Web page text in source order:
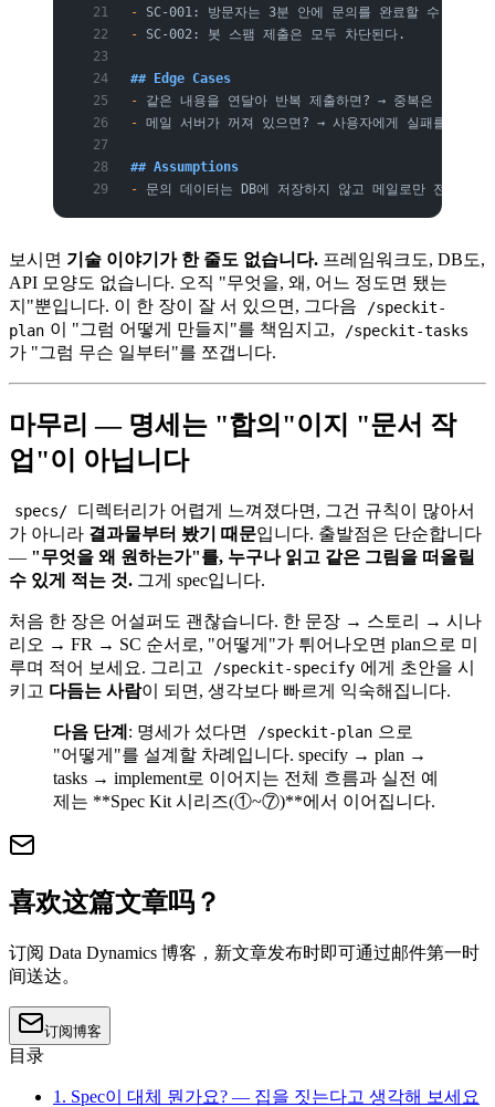
- SC-001: 방문자는 3분 안에 문의를 완료할 수 있다.
- SC-002: 봇 스팸 제출은 모두 차단된다.
## Edge Cases
- 같은 내용을 연달아 반복 제출하면? → 중복은 조용히
- 메일 서버가 꺼져 있으면? → 사용자에게 실패를 알린
## Assumptions
- 문의 데이터는 DB에 저장하지 않고 메일로만 전달한다.
보시면 기술 이야기가 한 줄도 없습니다. 프레임워크도, DB도,
API 모양도 없습니다. 오직 "무엇을, 왜, 어느 정도면 됐는
지"뿐입니다. 이 한 장이 잘 서 있으면, 그다음
/speckit-
plan 이 "그럼 어떻게 만들지"를 책임지고, /speckit-tasks
가 "그럼 무슨 일부터"를 쪼갭니다.
마무리 — 명세는 "합의"이지 "문서 작
업"이 아닙니다
specs/
디렉터리가 어렵게 느껴졌다면, 그건 규칙이 많아서
가 아니라 결과물부터 봤기 때문입니다. 출발점은 단순합니다
— "무엇을 왜 원하는가"를, 누구나 읽고 같은 그림을 떠올릴
수 있게 적는 것. 그게 spec입니다.
처음 한 장은 어설퍼도 괜찮습니다. 한 문장 → 스토리 → 시나
리오 → FR → SC 순서로, "어떻게"가 튀어나오면 plan으로 미
루며 적어 보세요. 그리고
/speckit-specify 에게 초안을 시
키고 다듬는 사람이 되면, 생각보다 빠르게 익숙해집니다.
다음 단계 : 명세가 섰다면 /speckit-plan 으로
"어떻게"를 설계할 차례입니다. specify → plan →
tasks → implement로 이어지는 전체 흐름과 실전 예
제는 **Spec Kit 시리즈(①~⑦)**에서 이어집니다.
喜欢这篇文章吗？
订阅 Data Dynamics 博客，新文章发布时即可通过邮件第一时
间送达。
订阅博客
目录
1. Spec이 대체 뭔가요? — 집을 짓는다고 생각해 보세요